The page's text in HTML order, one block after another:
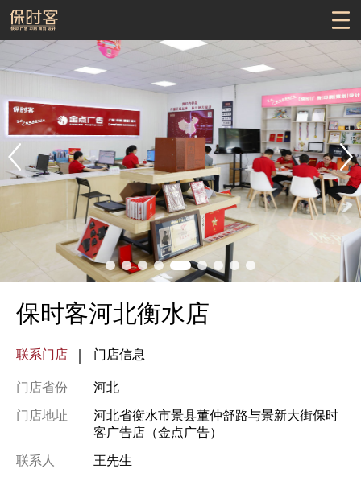
保时客河北衡水店
联系门店 门店信息
门店省份 河北
门店地址
河北省衡水市景县董仲舒路与景新大街保时
客广告店（金点广告）
联系人 王先生